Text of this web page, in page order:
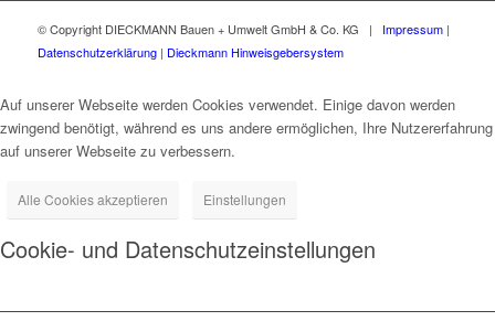
© Copyright DIECKMANN Bauen + Umwelt GmbH & Co. KG | Impressum|
Datenschutzerklärung| Dieckmann Hinweisgebersystem
Auf unserer Webseite werden Cookies verwendet. Einige davon werden
zwingend benötigt, während es uns andere ermöglichen, Ihre Nutzererfahrung
auf unserer Webseite zu verbessern.
Alle Cookies akzeptieren Einstellungen
Cookie- und Datenschutzeinstellungen